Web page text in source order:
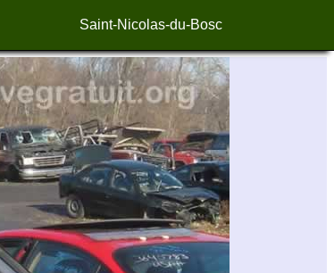
Saint-Nicolas-du-Bosc